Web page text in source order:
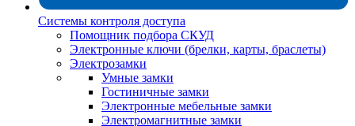
Системы контроля доступа
Помощник подбора СКУД
Электронные ключи (брелки, карты, браслеты)
Электрозамки
Умные замки
Гостиничные замки
Электронные мебельные замки
Электромагнитные замки